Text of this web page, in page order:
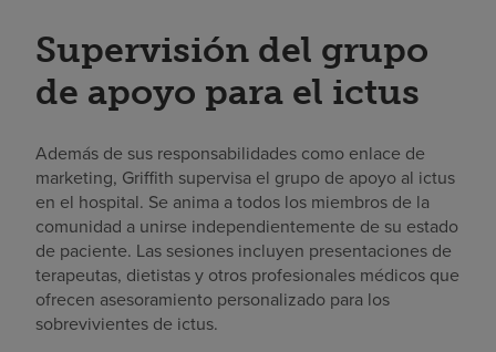
Supervisión del grupo
de apoyo para el ictus
Además de sus responsabilidades como enlace de
marketing, Griffith supervisa el grupo de apoyo al ictus
en el hospital. Se anima a todos los miembros de la
comunidad a unirse independientemente de su estado
de paciente. Las sesiones incluyen presentaciones de
terapeutas, dietistas y otros profesionales médicos que
ofrecen asesoramiento personalizado para los
sobrevivientes de ictus.